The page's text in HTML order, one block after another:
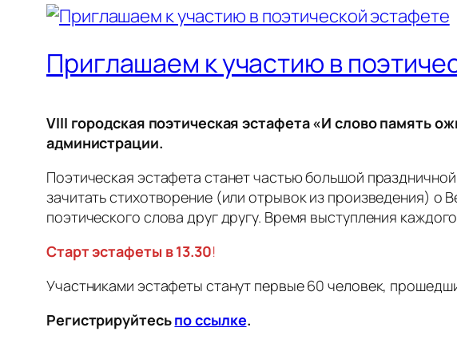
Приглашаем к участию в
VIII городская поэтическая эстафета «И слово память
администрации.
Поэтическая эстафета станет частью большой
зачитать стихотворение (или отрывок из произведения) о
поэтического слова друг другу. Время выступления
Старт эстафеты в 13.30!
Участниками эстафеты станут первые 60 человек,
Регистрируйтесьпо ссылке.